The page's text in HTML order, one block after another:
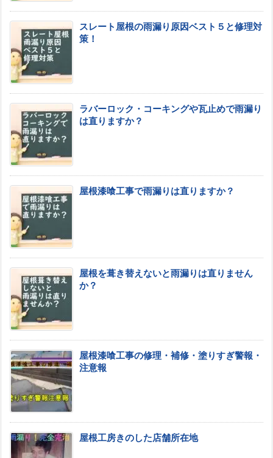
スレート屋根の雨漏り原因ベスト５と修理対
策！
ラバーロック・コーキングや瓦止めで雨漏り
は直りますか？
屋根漆喰工事で雨漏りは直りますか？
屋根を葺き替えないと雨漏りは直りません
か？
屋根漆喰工事の修理・補修・塗りすぎ警報・
注意報
屋根工房きのした店舗所在地